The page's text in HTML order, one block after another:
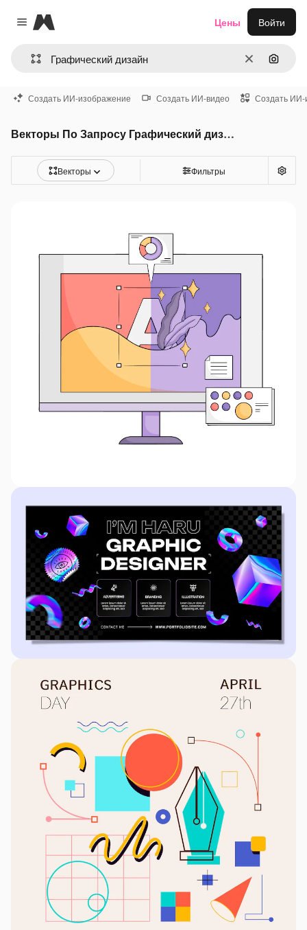
Close menu
Magnific
ОчиститьПоиск
Цены Войти
Создать ИИ-изображение Создать ИИ-видео Создать ИИ-
Векторы По Запросу Графический дизайн
Векторы Фильтры